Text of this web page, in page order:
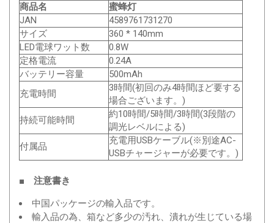
商品名
蜜蜂灯
JAN
4589761731270
サイズ
360 * 140mm
LED電球ワット数
0.8W
定格電流
0.24A
バッテリー容量
500mAh
充電時間
3時間(初回のみ4時間ほど要する
場合ございます。)
持続可能時間
約10時間/5時間/3時間(3段階の
調光レベルによる)
付属品
充電用USBケーブル(※別途AC-
USBチャージャーが必要です。)
■ 注意書き
中国パッケージの輸入品です。
輸入品の為、箱など多少の汚れ、潰れが生じている場